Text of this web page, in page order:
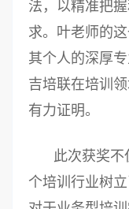
法，以精准把
求。叶老师的
其个人的深厚
吉培联在培训
有力证明。
此次获奖不
个培训行业树